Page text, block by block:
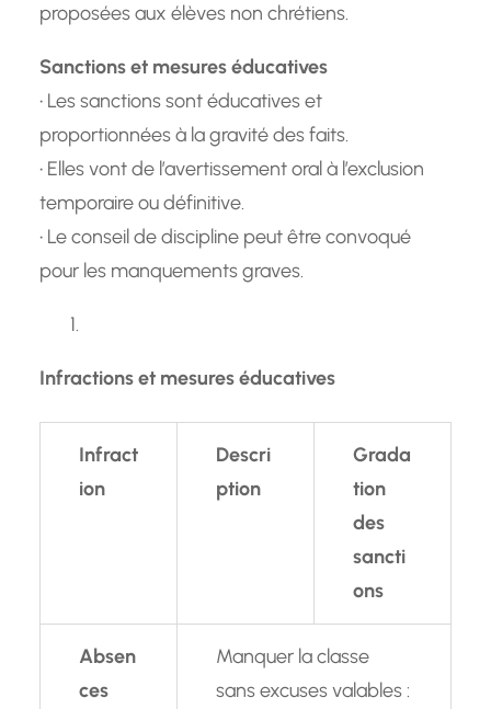
proposées aux élèves non chrétiens.
Sanctions et mesures éducatives
• Les sanctions sont éducatives et
proportionnées à la gravité des faits.
• Elles vont de l’avertissement oral à l’exclusion
temporaire ou définitive.
• Le conseil de discipline peut être convoqué
pour les manquements graves.
Infractions et mesures éducatives
Infract
ion
Descri
ption
Grada
tion
des
sancti
ons
Absen
ces
Manquer la classe
sans excuses valables :